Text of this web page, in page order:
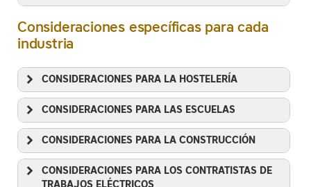
recomendaciones provisorias de
salud pública de los CDC para las personas
que ya completaron su vacunación
Evaluación
Video
Hoja de recomendaciones de seguridad
para trabajadores remotos
Servicios de control de pérdidas para las
Guía para establecer un programa de
Consideraciones específicas para cada
industria
CONSIDERACIONES PARA LA HOSTELERÍA
CONSIDERACIONES PARA LAS ESCUELAS
CONSIDERACIONES PARA LA CONSTRUCCIÓN
CONSIDERACIONES PARA LOS CONTRATISTAS DE
TRABAJOS ELÉCTRICOS